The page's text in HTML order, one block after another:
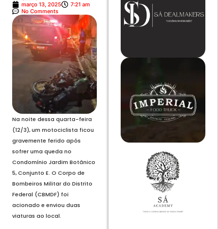
março 13, 2025
7:21 am
No Comments
Na noite dessa quarta-feira
(12/3), um motociclista ficou
gravemente ferido após
sofrer uma queda no
Condomínio Jardim Botânico
5, Conjunto E. O Corpo de
Bombeiros Militar do Distrito
Federal (CBMDF) foi
acionado e enviou duas
viaturas ao local.